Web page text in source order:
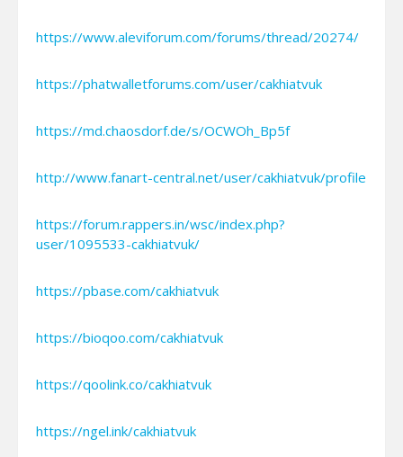
https://www.aleviforum.com/forums/thread/20274/
https://phatwalletforums.com/user/cakhiatvuk
https://md.chaosdorf.de/s/OCWOh_Bp5f
http://www.fanart-central.net/user/cakhiatvuk/profile
https://forum.rappers.in/wsc/index.php?
user/1095533-cakhiatvuk/
https://pbase.com/cakhiatvuk
https://bioqoo.com/cakhiatvuk
https://qoolink.co/cakhiatvuk
https://ngel.ink/cakhiatvuk